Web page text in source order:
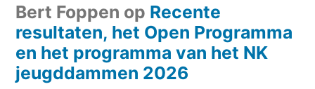
Bert Foppen op Recente
resultaten, het Open Programma
en het programma van het NK
jeugddammen 2026